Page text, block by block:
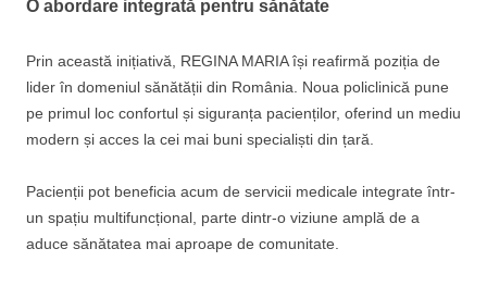
O abordare integrată pentru sănătate
Prin această inițiativă, REGINA MARIA își reafirmă poziția de
lider în domeniul sănătății din România. Noua policlinică pune
pe primul loc confortul și siguranța pacienților, oferind un mediu
modern și acces la cei mai buni specialiști din țară.
Pacienții pot beneficia acum de servicii medicale integrate într-
un spațiu multifuncțional, parte dintr-o viziune amplă de a
aduce sănătatea mai aproape de comunitate.